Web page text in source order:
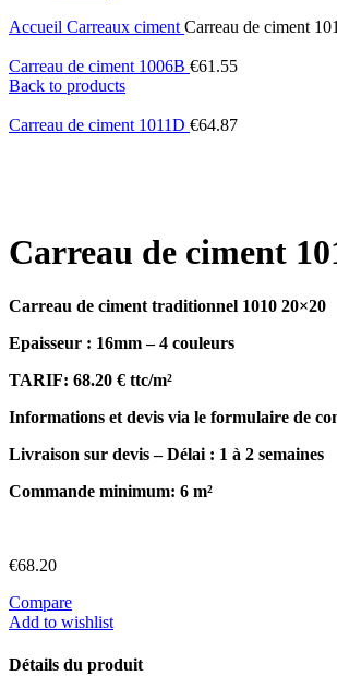
Accueil Carreaux ciment Carreau de ciment
Carreau de ciment 1006B €61.55
Back to products
Carreau de ciment 1011D €64.87
Carreau de ciment
Carreau de ciment traditionnel 1010 20×20
Epaisseur : 16mm – 4 couleurs
TARIF: 68.20 € ttc/m²
Informations et devis via le formulaire de
Livraison sur devis –Délai : 1 à 2 semaines
Commande minimum: 6 m²
€68.20
Compare
Add to wishlist
Détails du produit